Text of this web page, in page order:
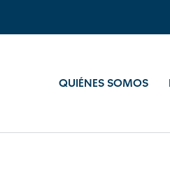
QUIÉNES SOMOS